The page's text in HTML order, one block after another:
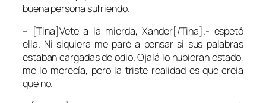
buena persona sufriendo.
– [Tina]Vete a la mierda, Xander[/Tina].- espetó
ella. Ni siquiera me paré a pensar si sus palabras
estaban cargadas de odio. Ojalá lo hubieran estado,
me lo merecía, pero la triste realidad es que creía
que no.